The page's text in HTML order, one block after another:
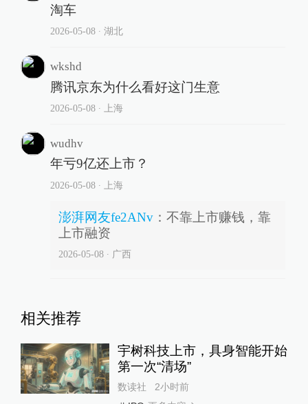
淘车
2026-05-08∙ 湖北
wkshd
腾讯京东为什么看好这门生意
2026-05-08∙ 上海
wudhv
年亏9亿还上市？
2026-05-08∙ 上海
澎湃网友fe2ANv： 不靠上市赚钱，靠
上市融资
2026-05-08∙ 广西
相关推荐
宇树科技上市，具身智能开始
第一次“清场”
数读社
2小时前